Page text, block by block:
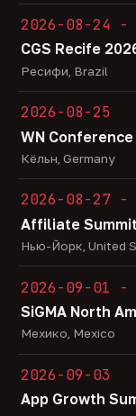
2026-08-24 -
CGS Recife
Ресифи, Brazil
2026-08-25
WN
Кёльн, Germany
2026-08-27 -
Affiliate
Нью-Йорк, United
2026-09-01 -
SiGMA North
Мехико, Mexico
2026-09-03
App Growth